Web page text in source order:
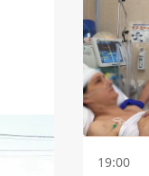
19:00